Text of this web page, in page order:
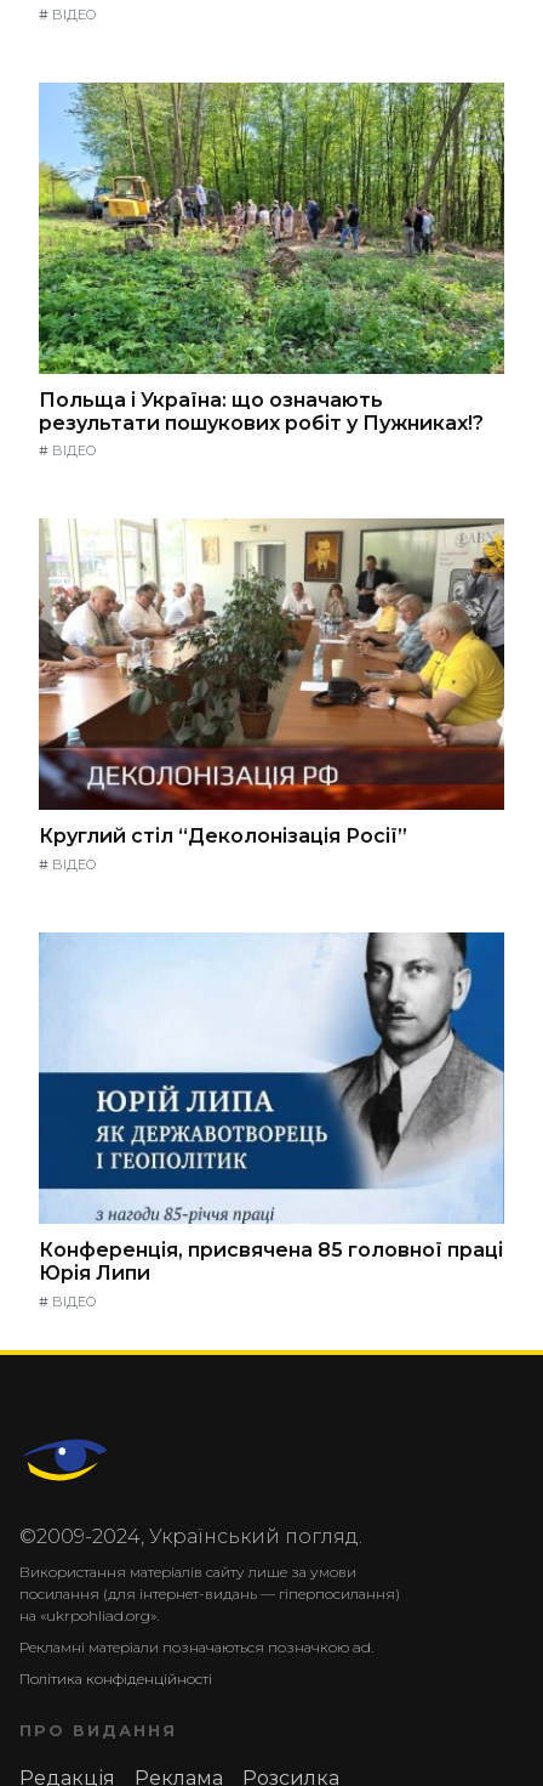
# ВІДЕО
Польща і Україна: що означають
результати пошукових робіт у Пужниках!?
# ВІДЕО
Круглий стіл “Деколонізація Росії”
# ВІДЕО
Конференція, присвячена 85 головної праці
Юрія Липи
# ВІДЕО
©2009-2024, Український погляд.
Використання матеріалів сайту лише за умови
посилання (для інтернет-видань — гіперпосилання)
на «ukrpohliad.org».
Рекламні матеріали позначаються позначкою ad.
Політика конфіденційності
ПРО ВИДАННЯ
Редакція Реклама Розсилка